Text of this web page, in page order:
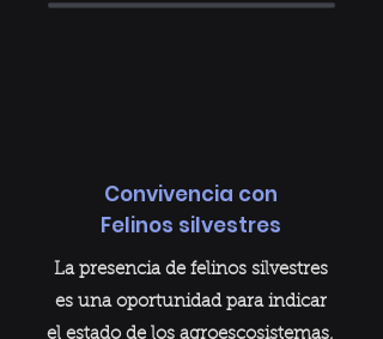
Convivencia con
Felinos silvestres
La presencia de felinos silvestres
es una oportunidad para indicar
el estado de los agroescosistemas,